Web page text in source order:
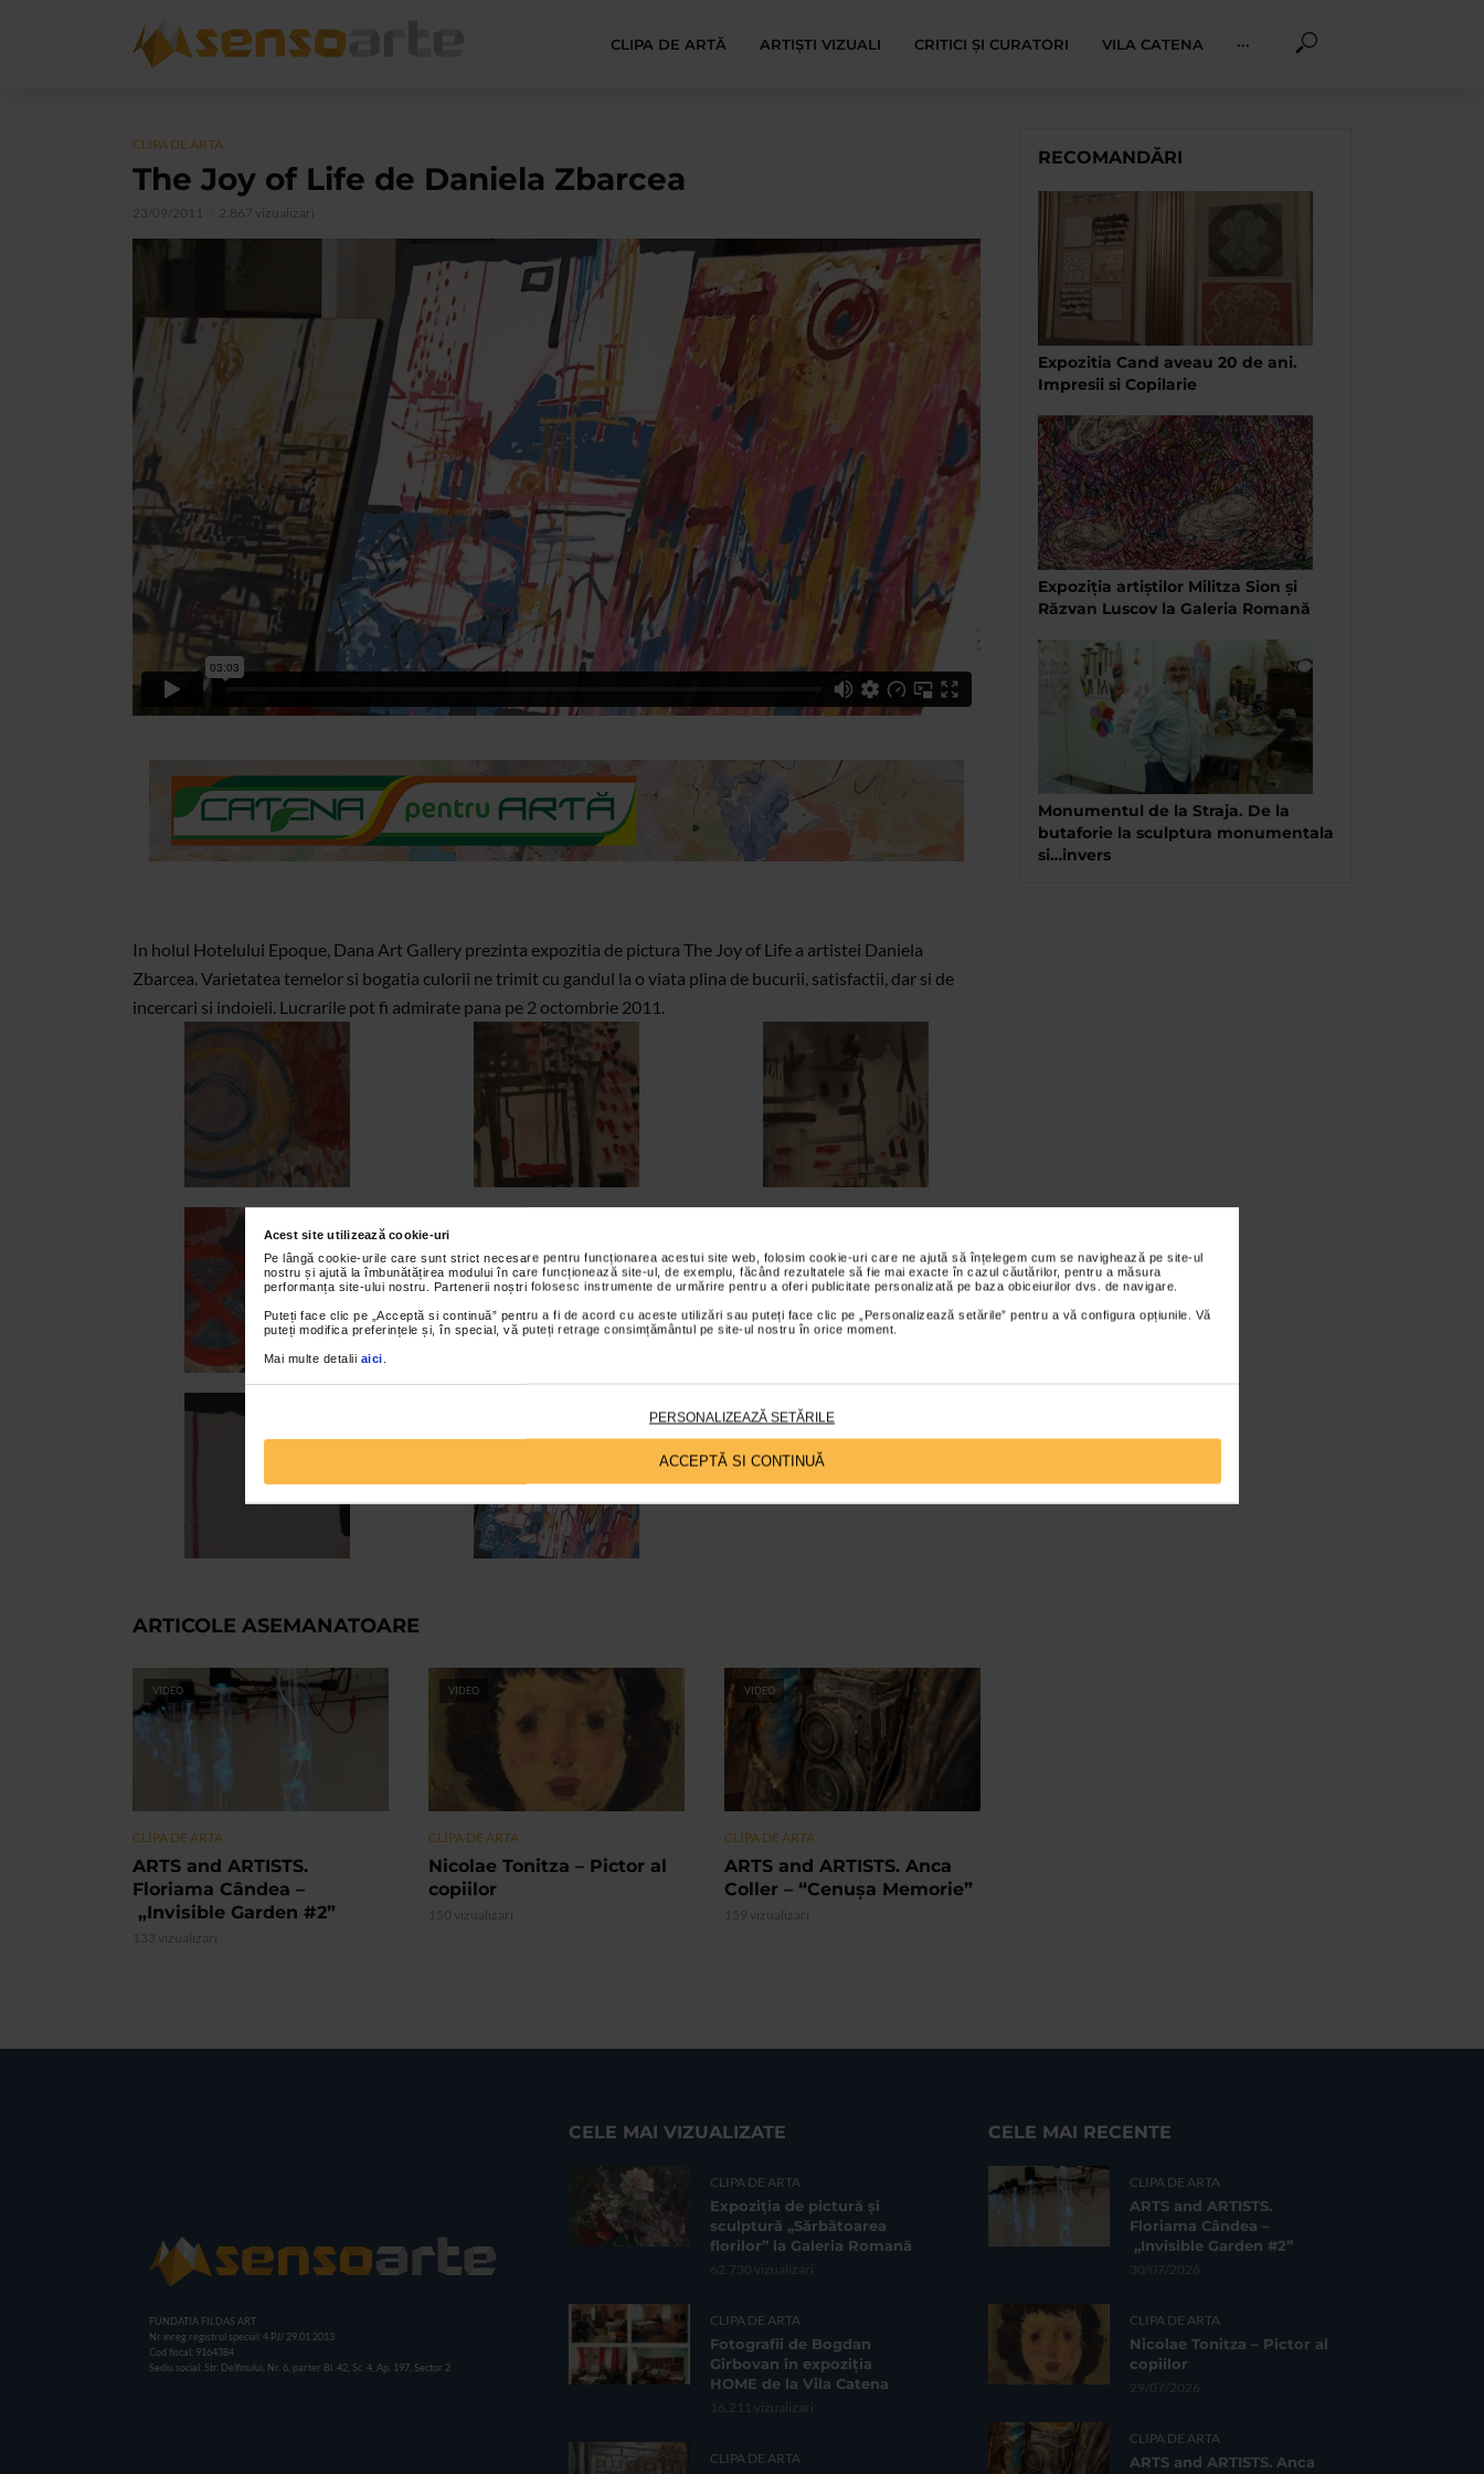
Acest site utilizează cookie-uri
Pe lângă cookie-urile care sunt strict necesare pentru funcționarea acestui site web, folosim cookie-uri care ne ajută să înțelegem cum se navighează pe site-ul
nostru și ajută la îmbunătățirea modului în care funcționează site-ul, de exemplu, făcând rezultatele să fie mai exacte în cazul căutărilor, pentru a măsura
performanța site-ului nostru. Partenerii noștri folosesc instrumente de urmărire pentru a oferi publicitate personalizată pe baza obiceiurilor dvs. de navigare.
Puteți face clic pe „Acceptă si continuă” pentru a fi de acord cu aceste utilizări sau puteți face clic pe „Personalizează setările” pentru a vă configura opțiunile. Vă
puteți modifica preferințele și, în special, vă puteți retrage consimțământul pe site-ul nostru în orice moment.
Mai multe detalii aici
PERSONALIZEAZĂ SETĂRILE
ACCEPTĂ SI CONTINUĂ
CLIPA DE ARTĂ ARTIȘTI VIZUALI CRITICI ȘI CURATORI VILA CATENA ···
CLIPA DE ARTA
The Joy of Life de Daniela Zbarcea
23/09/2011 2.867 vizualizari
In holul Hotelului Epoque, Dana Art Gallery prezinta expozitia de pictura The Joy of Life a artistei Daniela
Zbarcea. Varietatea temelor si bogatia culorii ne trimit cu gandul la o viata plina de bucurii, satisfactii, dar si de
incercari si indoieli. Lucrarile pot fi admirate pana pe 2 octombrie 2011.
ARTICOLE ASEMANATOARE
VIDEO
CLIPA DE ARTA
ARTS and ARTISTS.
Floriama Cândea –
„Invisible Garden #2”
133 vizualizari
VIDEO
CLIPA DE ARTA
Nicolae Tonitza – Pictor al
copiilor
150 vizualizari
VIDEO
CLIPA DE ARTA
ARTS and ARTISTS. Anca
Coller – “Cenușa Memorie”
159 vizualizari
RECOMANDĂRI
Expozitia Cand aveau 20 de ani.
Impresii si Copilarie
Expoziția artiștilor Militza Sion și
Răzvan Luscov la Galeria Romană
Monumentul de la Straja. De la
butaforie la sculptura monumentala
si…invers
FUNDATIA FILDAS ART
Nr inreg registrul special: 4 PJ/ 29.01.2013
Cod fiscal: 9164384
Sediu social: Str. Delfinului, Nr. 6, parter Bl. 42, Sc. 4, Ap. 197, Sector 2
CELE MAI VIZUALIZATE
CLIPA DE ARTA
Expoziția de pictură și
sculptură „Sărbătoarea
florilor” la Galeria Romană
62.730 vizualizari
CLIPA DE ARTA
Fotografii de Bogdan
Gîrbovan în expoziția
HOME de la Vila Catena
16.211 vizualizari
CLIPA DE ARTA
CELE MAI RECENTE
CLIPA DE ARTA
ARTS and ARTISTS.
Floriama Cândea –
„Invisible Garden #2”
30/07/2026
CLIPA DE ARTA
Nicolae Tonitza – Pictor al
copiilor
29/07/2026
CLIPA DE ARTA
ARTS and ARTISTS. Anca